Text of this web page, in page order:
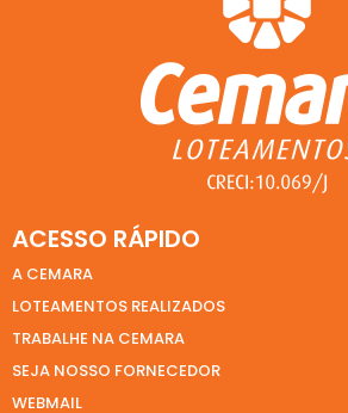
ACESSO RÁPIDO
A CEMARA
LOTEAMENTOS REALIZADOS
TRABALHE NA CEMARA
SEJA NOSSO FORNECEDOR
WEBMAIL